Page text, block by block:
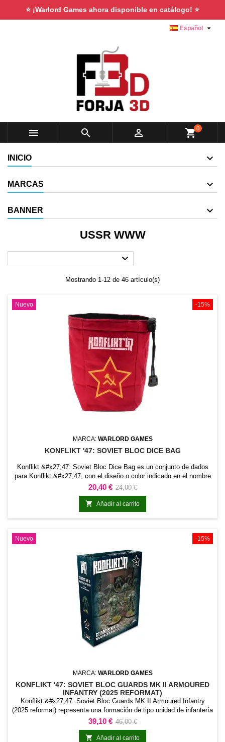
⭐ ¡Warlord Games ahora disponible en catálogo! ⭐
Español 
   shopping_cart0
INICIO
MARCAS
BANNER
USSR WWW

Mostrando 1-12 de 46 artículo(s)
-15%
Nuevo
MARCA: WARLORD GAMES
KONFLIKT '47: SOVIET BLOC DICE BAG
Konflikt &#x27;47: Soviet Bloc Dice Bag es un conjunto de dados
para Konflikt &#x27;47, con el diseño o color indicado en el nombre
del producto.Está pensado para completar el material habitual de
juego y puede utilizarse tanto en partidas como en una colección de
accesorios de la gama.
Precio
20,40 € Precio
base
24,00 €
 Añadir al carrito
-15%
Nuevo
MARCA: WARLORD GAMES
KONFLIKT '47: SOVIET BLOC GUARDS MK II ARMOURED
INFANTRY (2025 REFORMAT)
Konflikt &#x27;47: Soviet Bloc Guards MK II Armoured Infantry
(2025 reformat) representa una formación de tipo unidad de infantería
para Konflikt &#x27;47. La referencia permite incorporar esta
formación concreta al ejército y distinguirla claramente dentro de la
colección.Es adecuada para completar unidades de línea, reforzar
Precio
39,10 € Precio
base
46,00 €
 Añadir al carrito